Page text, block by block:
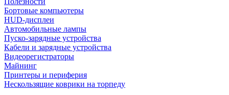
Бортовые компьютеры
HUD-дисплеи
Автомобильные лампы
Пуско-зарядные устройства
Кабели и зарядные устройства
Видеорегистраторы
Майнинг
Принтеры и периферия
Нескользящие коврики на торпеду